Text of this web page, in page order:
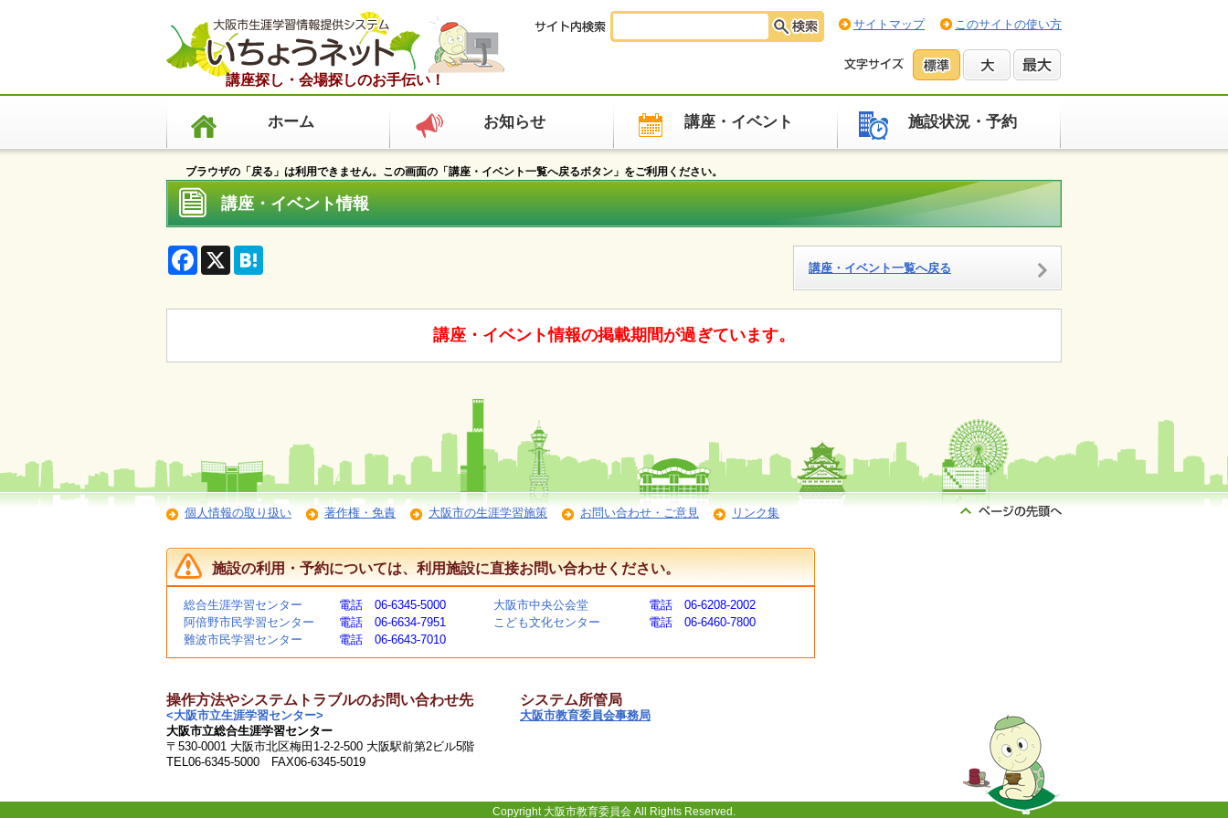
講座探し・会場探しのお手伝い！
サイトマップ このサイトの使い方
ホーム お知らせ 講座・イベント 施設状況・予約
ブラウザの「戻る」は利用できません。この画面の「講座・イベント一覧へ戻るボタン」をご利用ください。
講座・イベント情報
F
b
X
n
講座・イベント一覧へ戻る
講座・イベント情報の掲載期間が過ぎています。
個人情報の取り扱い 著作権・免責 大阪市の生涯学習施策 お問い合わせ・ご意見 リンク集
施設の利用・予約については、利用施設に直接お問い合わせください。
総合生涯学習センター 電話 06-6345-5000 大阪市中央公会堂
電話 06-6208-2002
阿倍野市民学習センター
電話 06-6634-7951 こども文化センター
電話 06-6460-7800
難波市民学習センター
電話 06-6643-7010
操作方法やシステムトラブルのお問い合わせ先
<大阪市立生涯学習センター>
大阪市立総合生涯学習センター
〒530-0001 大阪市北区梅田1-2-2-500 大阪駅前第2ビル5階
TEL06-6345-5000 FAX06-6345-5019
システム所管局
大阪市教育委員会事務局
Copyright 大阪市教育委員会 All Rights Reserved.